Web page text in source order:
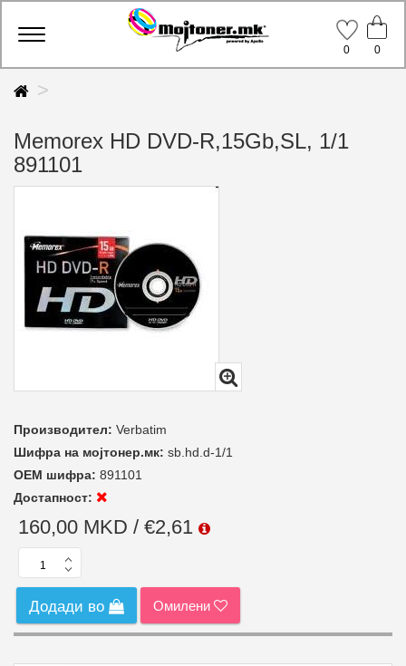
Toggle
0
0
Memorex HD DVD-R,15Gb,SL, 1/1
891101
Производител: Verbatim
Шифра на мојтонер.мк: sb.hd.d-1/1
ОЕМ шифра: 891101
Достапност:
160,00 MKD / €2,61
Додади во Омилени